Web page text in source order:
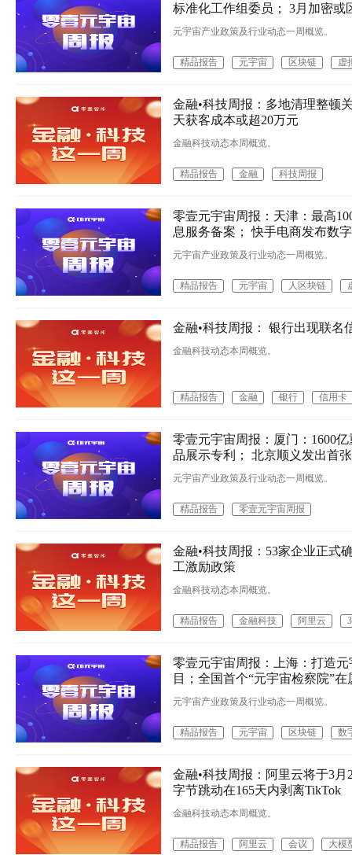
标准化工作组委员； 3月加密或
元宇宙产业政策及行业动态一周概览。
精品报告 元宇宙 区块链 虚
金融•科技周报：多地清理整顿
天获客成本或超20万元
金融科技动态本周概览。
精品报告 金融 科技周报
零壹元宇宙周报：天津：最高
息服务备案； 快手电商发布数
元宇宙产业政策及行业动态一周概览。
精品报告 元宇宙 人区块链
金融•科技周报： 银行出现联名
金融科技动态本周概览。
精品报告 金融 银行 信用卡
零壹元宇宙周报：厦门：1600
品展示专利； 北京顺义发出首
元宇宙产业政策及行业动态一周概览。
精品报告 零壹元宇宙周报
金融•科技周报：53家企业正式
工激励政策
金融科技动态本周概览。
精品报告 金融科技 阿里云
零壹元宇宙周报：上海：打造
目；全国首个“元宇宙检察院”
元宇宙产业政策及行业动态一周概览。
精品报告 元宇宙 区块链 数
金融•科技周报：阿里云将于3
字节跳动在165天内剥离TikTok
金融科技动态本周概览。
精品报告 阿里云 会议 大模